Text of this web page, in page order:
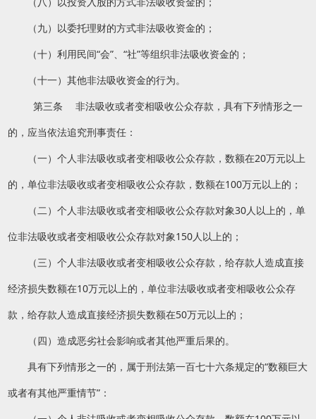
（九）以委托理财的方式非法吸收资金的；
（十）利用民间“会”、“社”等组织非法吸收资金的；
（十一）其他非法吸收资金的行为。
第三条 非法吸收或者变相吸收公众存款，具有下列情形之一
的，应当依法追究刑事责任：
（一）个人非法吸收或者变相吸收公众存款，数额在20万元以上
的，单位非法吸收或者变相吸收公众存款，数额在100万元以上的；
（二）个人非法吸收或者变相吸收公众存款对象30人以上的，单
位非法吸收或者变相吸收公众存款对象150人以上的；
（三）个人非法吸收或者变相吸收公众存款，给存款人造成直接
经济损失数额在10万元以上的，单位非法吸收或者变相吸收公众存
款，给存款人造成直接经济损失数额在50万元以上的；
（四）造成恶劣社会影响或者其他严重后果的。
具有下列情形之一的，属于刑法第一百七十六条规定的“数额巨大
或者有其他严重情节”：